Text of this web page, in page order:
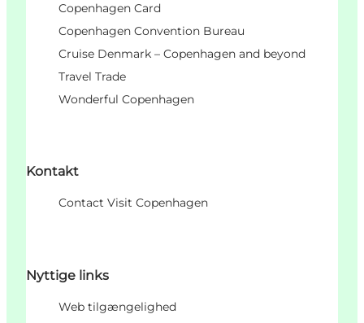
Copenhagen Card
Copenhagen Convention Bureau
Cruise Denmark – Copenhagen and beyond
Travel Trade
Wonderful Copenhagen
Kontakt
Contact Visit Copenhagen
Nyttige links
Web tilgængelighed